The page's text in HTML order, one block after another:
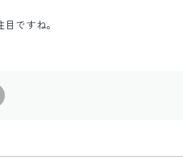
ですね。